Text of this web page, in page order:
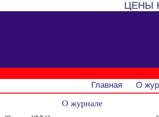
ЦЕНЫ
Главная О
О журнале